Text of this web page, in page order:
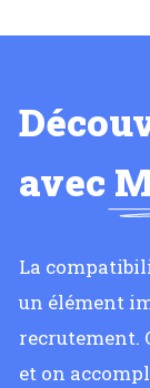
avec
La
un élément
recrutement.
et on